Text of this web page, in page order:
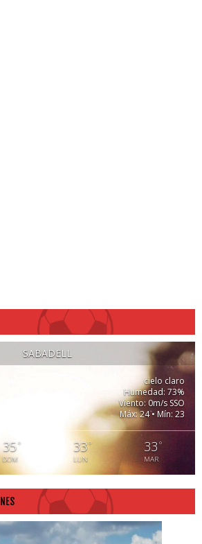
SABADELL
cielo claro
Humedad: 73%
Viento: 0m/s SSO
Máx: 24 • Mín: 23
35°
DOM
33°
LUN
33°
MAR